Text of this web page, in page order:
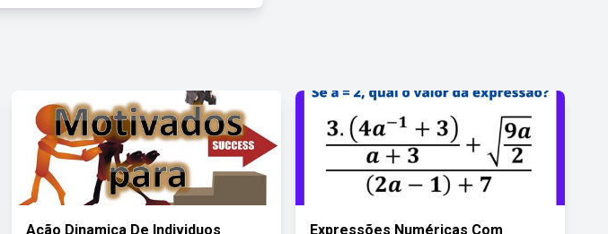
Ação Dinamica De Individuos Expressões Numéricas Com